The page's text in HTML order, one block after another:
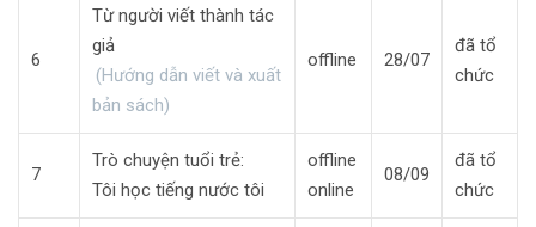
6
Từ người viết thành tác
giả
(Hướng dẫn viết và xuất
bản sách)
offline 28/07
đã tổ
chức
7
Trò chuyện tuổi trẻ:
Tôi học tiếng nước tôi
offline
online
08/09
đã tổ
chức